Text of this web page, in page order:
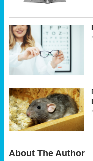
About The Author